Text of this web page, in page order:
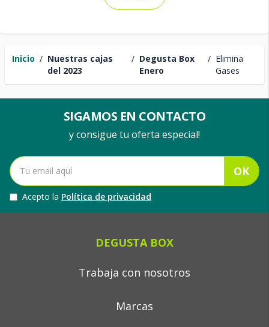
Inicio / Nuestras cajas
del 2023
/ Degusta Box
Enero
/ Elimina
Gases
SIGAMOS EN CONTACTO
y consigue tu oferta especial!
OK
Acepto la Política de privacidad
DEGUSTA BOX
Trabaja con nosotros
Marcas